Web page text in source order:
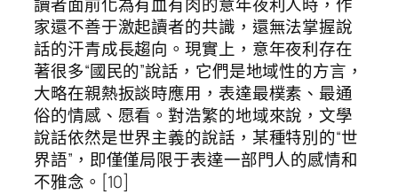
家還不善于激起讀者的共識，還無法掌握說
話的汗青成長趨向。現實上，意年夜利存在
著很多“國民的”說話，它們是地域性的方言，
大略在親熱扳談時應用，表達最樸素、最通
俗的情感、愿看。對浩繁的地域來說，文學
說話依然是世界主義的說話，某種特別的“世
界語”，即僅僅局限于表達一部門人的感情和
不雅念。[10]